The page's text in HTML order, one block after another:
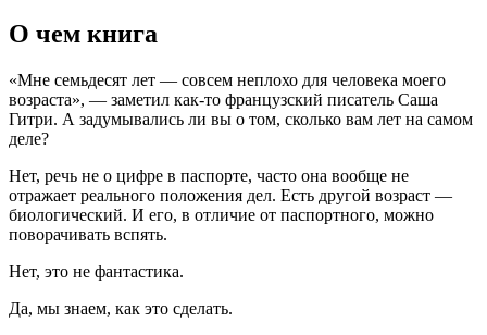
О чем книга
«Мне семьдесят лет — совсем неплохо для человека моего
возраста», — заметил как-то французский писатель Саша
Гитри. А задумывались ли вы о том, сколько вам лет на самом
деле?
Нет, речь не о цифре в паспорте, часто она вообще не
отражает реального положения дел. Есть другой возраст —
биологический. И его, в отличие от паспортного, можно
поворачивать вспять.
Нет, это не фантастика.
Да, мы знаем, как это сделать.